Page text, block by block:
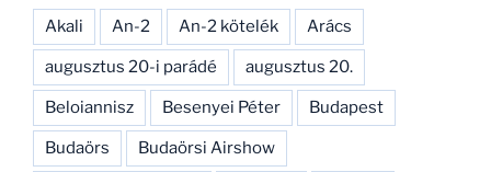
Akali An-2 An-2 kötelék Arács
augusztus 20-i parádé augusztus 20.
Beloiannisz Besenyei Péter Budapest
Budaörs Budaörsi Airshow